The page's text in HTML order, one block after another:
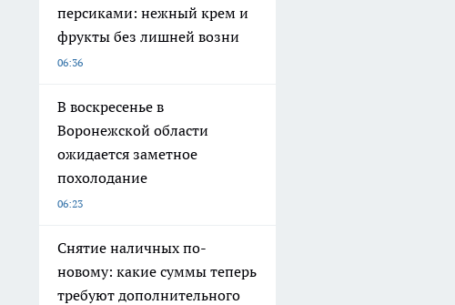
персиками: нежный крем и
фрукты без лишней возни
06:36
В воскресенье в
Воронежской области
ожидается заметное
похолодание
06:23
Снятие наличных по-
новому: какие суммы теперь
требуют дополнительного